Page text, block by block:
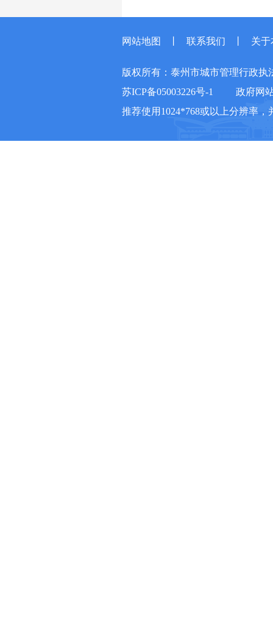
网站地图 联系我们 关于
版权所有：泰州市城市管理行政执
苏ICP备05003226号-1
政府网
推荐使用1024*768或以上分辨率